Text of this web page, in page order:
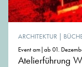
ARCHITEKTUR |
Event am|ab 01.
Atelierführung